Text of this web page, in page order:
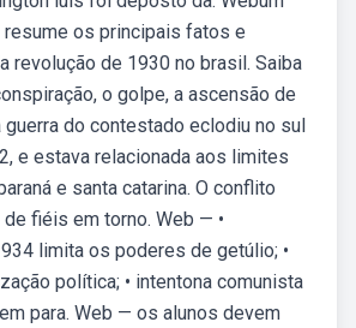
resume os principais fatos e
revolução de 1930 no brasil. Saiba
o golpe, a ascensão de
guerra do contestado eclodiu no sul
e estava relacionada aos limites
e santa catarina. O conflito
fiéis em torno. Web — •
limita os poderes de getúlio; •
política; • intentona comunista
para. Web — os alunos devem